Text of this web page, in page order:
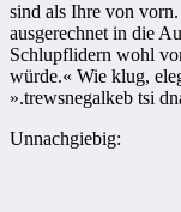
sind als Ihre von
ausgerechnet in die
Schlupflidern wohl
würde.« Wie klug,
».trewsnegalkeb tsi
Unnachgiebig: